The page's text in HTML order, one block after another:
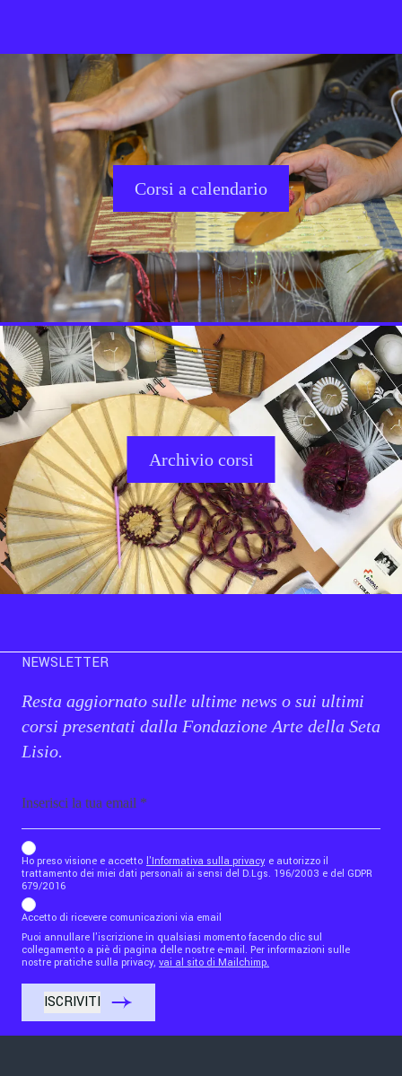
Corsi a calendario
Archivio corsi
NEWSLETTER
Resta aggiornato sulle ultime news o sui ultimi
corsi presentati dalla Fondazione Arte della Seta
Lisio.
b_b43a7bd9734c7124b3be52921_1911023b36
Ho preso visione e accetto l'Informativa sulla privacy e autorizzo il
trattamento dei miei dati personali ai sensi del D.Lgs. 196/2003 e del GDPR
679/2016
Accetto di ricevere comunicazioni via email
Puoi annullare l'iscrizione in qualsiasi momento facendo clic sul
collegamento a piè di pagina delle nostre e-mail. Per informazioni sulle
nostre pratiche sulla privacy, vai al sito di Mailchimp.